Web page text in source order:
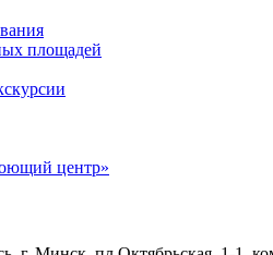
площадей
центр»